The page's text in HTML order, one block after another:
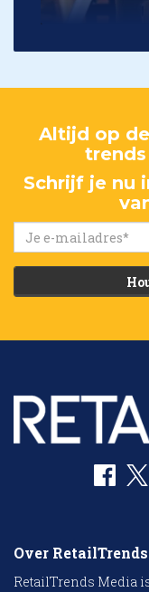
Altijd op
Schrijf je nu
Over
RetailTrends Media